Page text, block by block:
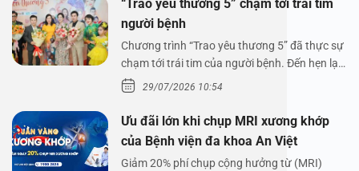
“Trao yêu thương 5” chạm tới trái tim
người bệnh
Chương trình “Trao yêu thương 5” đã thực sự
chạm tới trái tim của người bệnh. Đến hẹn lại
lên,…29/07/2026 10:54
Ưu đãi lớn khi chụp MRI xương khớp
của Bệnh viện đa khoa An Việt
Giảm 20% phí chụp cộng hưởng từ (MRI)